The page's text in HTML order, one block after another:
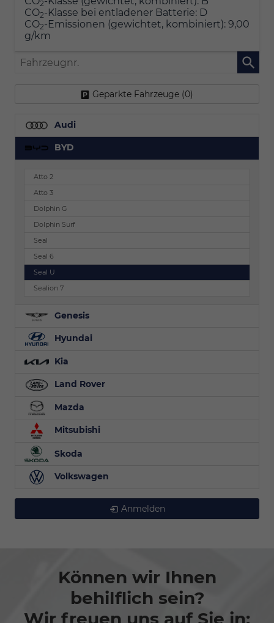
2
CO2-Klasse bei entladener Batterie: D
CO2-Emissionen (gewichtet, kombiniert): 9,00
g/km
Fahrzeugnr.
Geparkte Fahrzeuge (0)
Audi
BYD
Atto 2
Atto 3
Dolphin G
Dolphin Surf
Seal
Seal 6
Seal U
Sealion 7
Genesis
Hyundai
Kia
Land Rover
Mazda
Mitsubishi
Skoda
Volkswagen
Anmelden
Können wir Ihnen
behilflich sein?
Wir freuen uns auf Sie in: